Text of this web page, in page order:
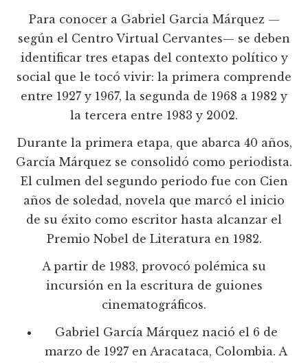
Para conocer a Gabriel Garcia Márquez —
según el Centro Virtual Cervantes— se deben
identificar tres etapas del contexto político y
social que le tocó vivir: la primera comprende
entre 1927 y 1967, la segunda de 1968 a 1982 y
la tercera entre 1983 y 2002.
Durante la primera etapa, que abarca 40 años,
García Márquez se consolidó como periodista.
El culmen del segundo periodo fue con Cien
años de soledad, novela que marcó el inicio
de su éxito como escritor hasta alcanzar el
Premio Nobel de Literatura en 1982.
A partir de 1983, provocó polémica su
incursión en la escritura de guiones
cinematográficos.
Gabriel García Márquez nació el 6 de
marzo de 1927 en Aracataca, Colombia. A